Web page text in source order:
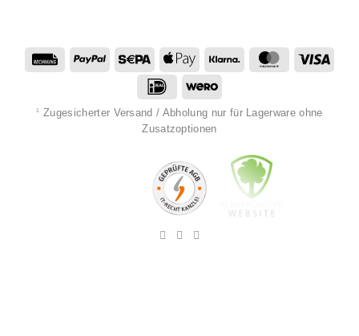
RechungPayPal Sepa
Apple
Pay
Klarna MasterCard
IDeal Wero
1
Zugesicherter Versand / Abholung nur für Lagerware ohne
Zusatzoptionen